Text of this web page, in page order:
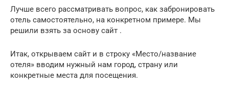
Лучше всего рассматривать вопрос, как забронировать
отель самостоятельно, на конкретном примере. Мы
решили взять за основу сайт .
Итак, открываем сайт и в строку «Место/название
отеля» вводим нужный нам город, страну или
конкретные места для посещения.